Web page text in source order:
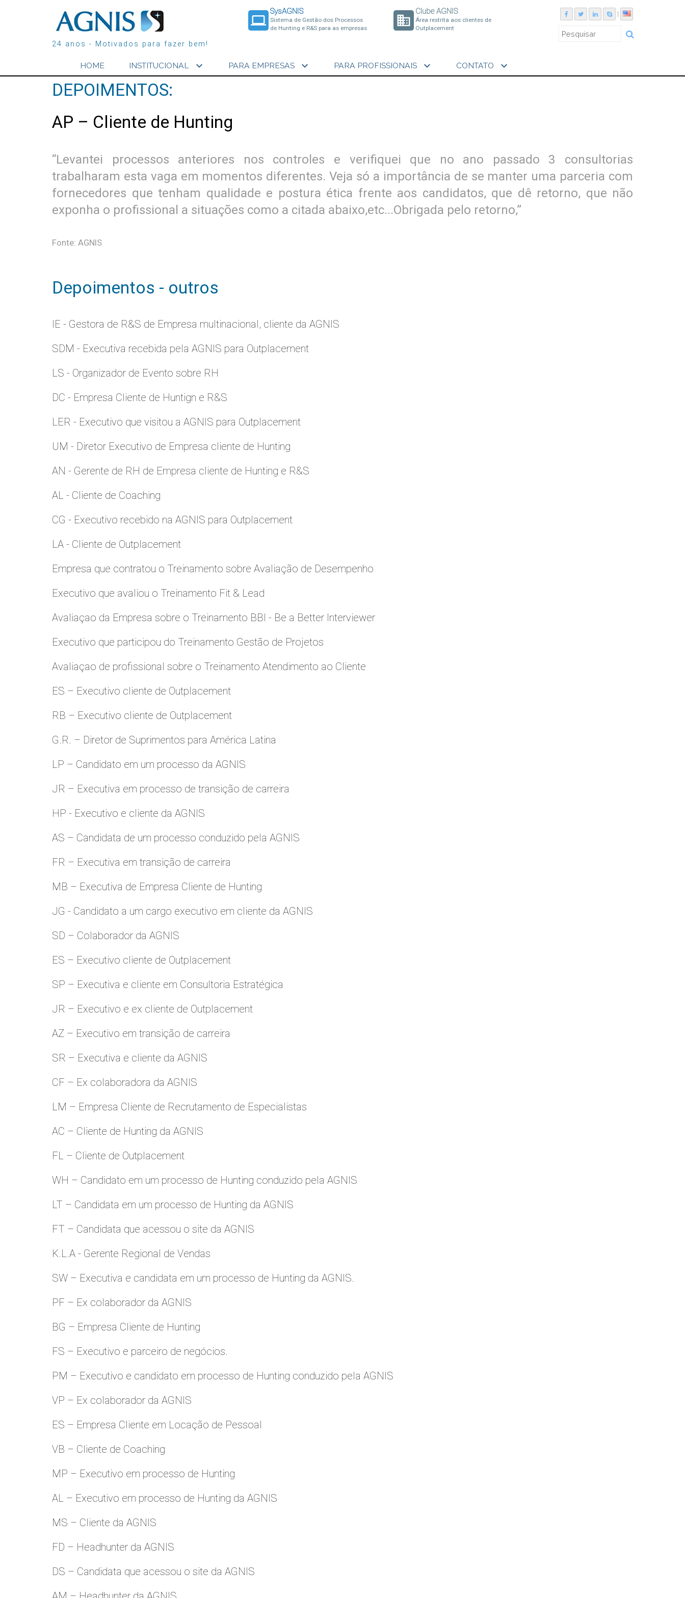
24 anos - Motivados para fazer bem!
laptop
SysAGNIS
Sistema de Gestão dos Processos
de Hunting e R&S para as empresas
business
Clube AGNIS
Área restrita aos clientes de
Outplacement
HOME INSTITUCIONAL expand_more PARA EMPRESAS expand_more PARA PROFISSIONAIS expand_more CONTATO expand_more
DEPOIMENTOS:
AP – Cliente de Hunting
“Levantei processos anteriores nos controles e verifiquei que no ano passado 3 consultorias
trabalharam esta vaga em momentos diferentes. Veja só a importância de se manter uma parceria com
fornecedores que tenham qualidade e postura ética frente aos candidatos, que dê retorno, que não
exponha o profissional a situações como a citada abaixo,etc...Obrigada pelo retorno,”
Fonte: AGNIS
Depoimentos - outros
IE - Gestora de R&S de Empresa multinacional, cliente da AGNIS
SDM - Executiva recebida pela AGNIS para Outplacement
LS - Organizador de Evento sobre RH
DC - Empresa Cliente de Huntign e R&S
LER - Executivo que visitou a AGNIS para Outplacement
UM - Diretor Executivo de Empresa cliente de Hunting
AN - Gerente de RH de Empresa cliente de Hunting e R&S
AL - Cliente de Coaching
CG - Executivo recebido na AGNIS para Outplacement
LA - Cliente de Outplacement
Empresa que contratou o Treinamento sobre Avaliação de Desempenho
Executivo que avaliou o Treinamento Fit & Lead
Avaliaçao da Empresa sobre o Treinamento BBI - Be a Better Interviewer
Executivo que participou do Treinamento Gestão de Projetos
Avaliaçao de profissional sobre o Treinamento Atendimento ao Cliente
ES – Executivo cliente de Outplacement
RB – Executivo cliente de Outplacement
G.R. – Diretor de Suprimentos para América Latina
LP – Candidato em um processo da AGNIS
JR – Executiva em processo de transição de carreira
HP - Executivo e cliente da AGNIS
AS – Candidata de um processo conduzido pela AGNIS
FR – Executiva em transição de carreira
MB – Executiva de Empresa Cliente de Hunting
JG - Candidato a um cargo executivo em cliente da AGNIS
SD – Colaborador da AGNIS
ES – Executivo cliente de Outplacement
SP – Executiva e cliente em Consultoria Estratégica
JR – Executivo e ex cliente de Outplacement
AZ – Executivo em transição de carreira
SR – Executiva e cliente da AGNIS
CF – Ex colaboradora da AGNIS
LM – Empresa Cliente de Recrutamento de Especialistas
AC – Cliente de Hunting da AGNIS
FL – Cliente de Outplacement
WH – Candidato em um processo de Hunting conduzido pela AGNIS
LT – Candidata em um processo de Hunting da AGNIS
FT – Candidata que acessou o site da AGNIS
K.L.A - Gerente Regional de Vendas
SW – Executiva e candidata em um processo de Hunting da AGNIS.
PF – Ex colaborador da AGNIS
BG – Empresa Cliente de Hunting
FS – Executivo e parceiro de negócios.
PM – Executivo e candidato em processo de Hunting conduzido pela AGNIS
VP – Ex colaborador da AGNIS
ES – Empresa Cliente em Locação de Pessoal
VB – Cliente de Coaching
MP – Executivo em processo de Hunting
AL – Executivo em processo de Hunting da AGNIS
MS – Cliente da AGNIS
FD – Headhunter da AGNIS
DS – Candidata que acessou o site da AGNIS